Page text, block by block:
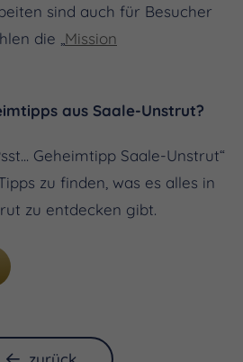
sind auch für Besucher
die „ Mission
aus Saale-Unstrut?
Geheimtipp Saale-Unstrut“
zu finden, was es alles in
zu entdecken gibt.